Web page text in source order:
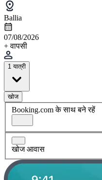
Ballia
07/08/2026
+ वापसी
1 यात्री
खोज
Booking.com के साथ बने रहें
खोज आवास